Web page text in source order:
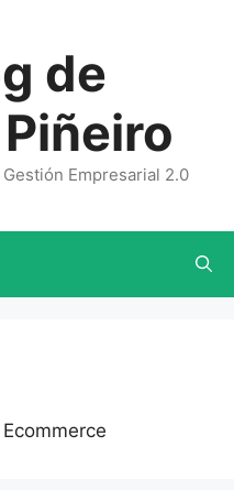
de
Empresarial 2.0